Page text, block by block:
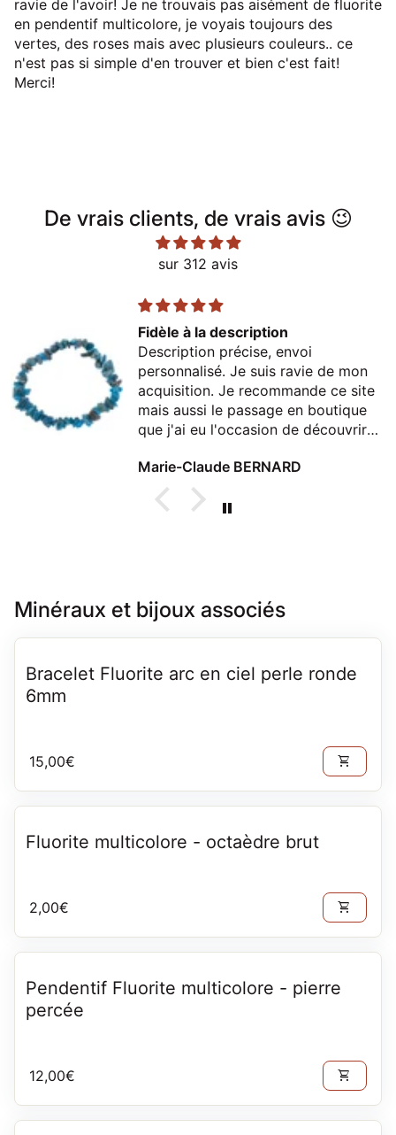
ravie de l'avoir! Je ne trouvais pas aisément de fluorite
en pendentif multicolore, je voyais toujours des
vertes, des roses mais avec plusieurs couleurs.. ce
n'est pas si simple d'en trouver et bien c'est fait!
Merci!
De vrais clients, de vrais avis 😉
sur 312 avis
Fidèle à la description
Description précise, envoi
personnalisé. Je suis ravie de mon
acquisition. Je recommande ce site
mais aussi le passage en boutique
que j'ai eu l'occasion de découvrir
Marie-Claude BERNARD
Minéraux et bijoux associés
Bracelet Fluorite arc en ciel perle ronde
6mm
Prix normal
15,00€ shopping_cart
Fluorite multicolore - octaèdre brut
Prix normal
2,00€ shopping_cart
Pendentif Fluorite multicolore - pierre
percée
Prix normal
12,00€ shopping_cart